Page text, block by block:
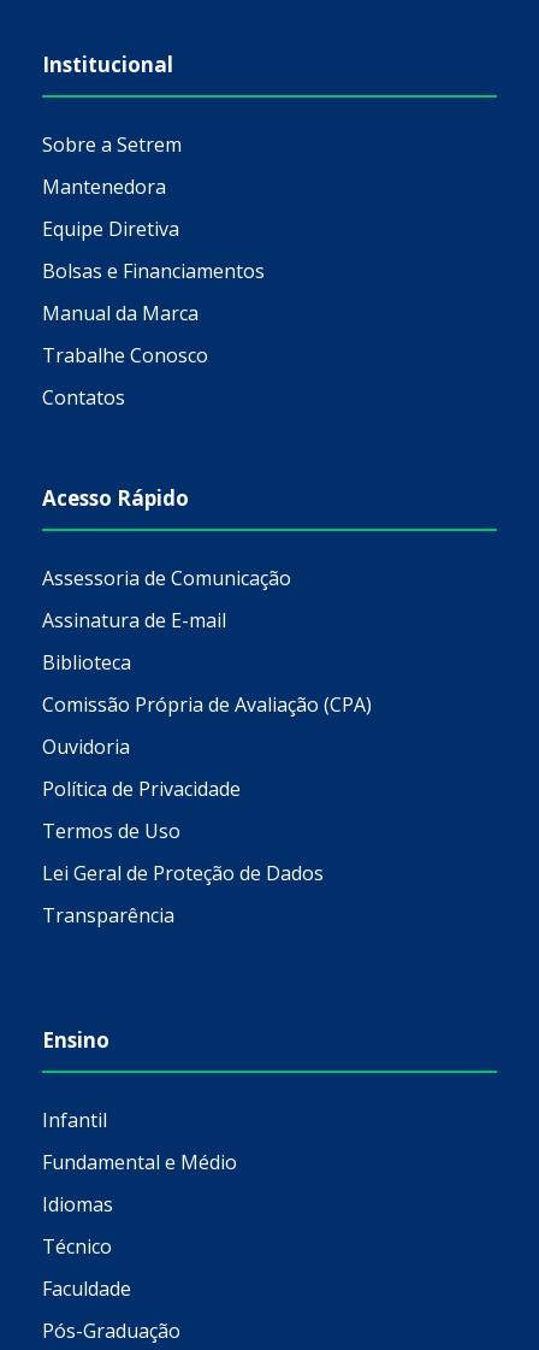
Institucional
Sobre a Setrem
Mantenedora
Equipe Diretiva
Bolsas e Financiamentos
Manual da Marca
Trabalhe Conosco
Contatos
Acesso Rápido
Assessoria de Comunicação
Assinatura de E-mail
Biblioteca
Comissão Própria de Avaliação (CPA)
Ouvidoria
Política de Privacidade
Termos de Uso
Lei Geral de Proteção de Dados
Transparência
Ensino
Infantil
Fundamental e Médio
Idiomas
Técnico
Faculdade
Pós-Graduação